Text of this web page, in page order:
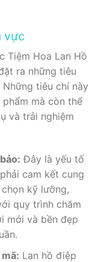
vực
Tiệm Hoa Lan Hồ
ra những tiêu
tiêu chí này
mà còn thể
và trải nghiệm
Đây là yếu tố
cam kết cung
kỹ lưỡng,
quy trình chăm
mới và bền đẹp
Lan hồ điệp